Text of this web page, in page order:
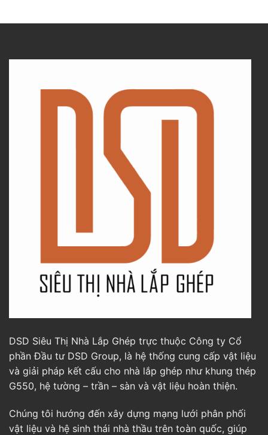
DSD Siêu Thị Nhà Lắp Ghép trực thuộc Công ty Cổ
phần Đầu tư DSD Group, là hệ thống cung cấp vật liệu
và giải pháp kết cấu cho nhà lắp ghép như khung thép
G550, hệ tường – trần – sàn và vật liệu hoàn thiện.
Chúng tôi hướng đến xây dựng mạng lưới phân phối
vật liệu và hệ sinh thái nhà thầu trên toàn quốc, giúp